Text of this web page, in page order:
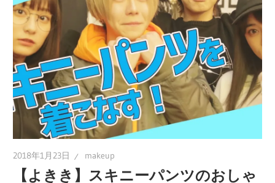
2018年1月23日 makeup
【よきき】スキニーパンツのおしゃ